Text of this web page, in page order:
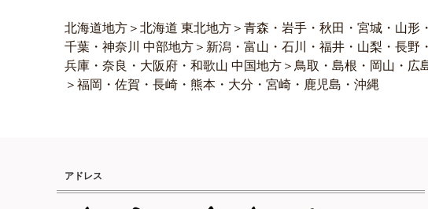
北海道地方＞北海道 東北地方＞青森・岩手・秋田・宮城・山形
千葉・神奈川 中部地方＞新潟・富山・石川・福井・山梨・長野
兵庫・奈良・大阪府・和歌山 中国地方＞鳥取・島根・岡山・
＞福岡・佐賀・長崎・熊本・大分・宮崎・鹿児島・沖縄
アドレス